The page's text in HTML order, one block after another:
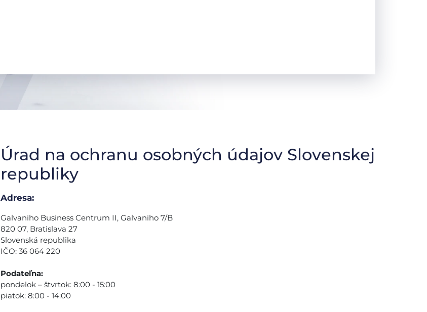
Úrad na ochranu osobných údajov Slovenskej
republiky
Adresa:
Galvaniho Business Centrum II, Galvaniho 7/B
820 07, Bratislava 27
Slovenská republika
IČO: 36 064 220
Podateľna:
pondelok – štvrtok: 8:00 - 15:00
piatok: 8:00 - 14:00